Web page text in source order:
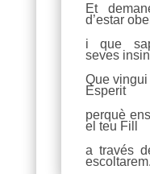
Et
d’estar
i que
seves
Que
Esperit
perquè
el teu Fill
a través
escoltarem.